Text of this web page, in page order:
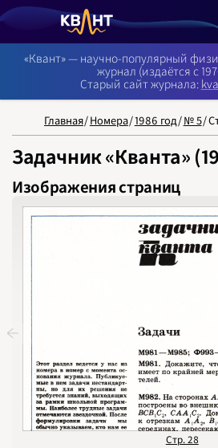
NB: Сортировка результатов
«Квант» — научно-популярный
журнал (издаётся с
Старый сайт журнала:
Главная/Номера/1986 год/№ 5/
Задачник «Кванта»
Изображения страниц
Стр. 28